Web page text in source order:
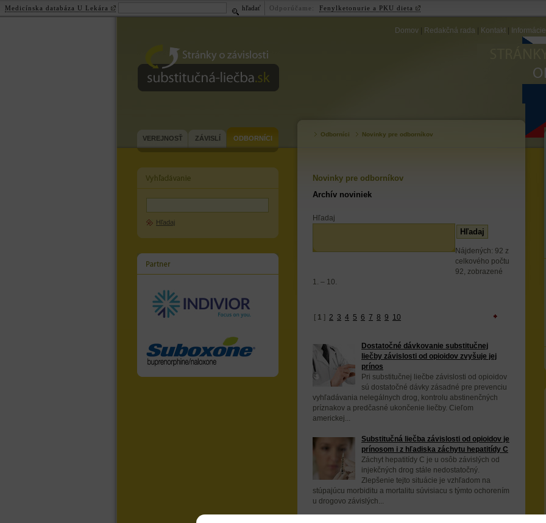
Domov Redakčná rada Kontakt
substitučná-liečba.sk
VEREJNOSŤ ZÁVISLÍ ODBORNÍCI
Hľadaj
Odborníci Novinky pre odborníkov
Novinky pre odborníkov
Archív noviniek
Hľadaj
Nájdených: 92 z
celkového počtu
92, zobrazené
1. – 10.
[ 1 ] 2 3 4 5 6 7 8 9 10
Dostatočné dávkovanie substitučnej
liečby závislosti od opioidov zvyšuje jej
prínos
Pri substitučnej liečbe závislosti od opioidov
sú dostatočné dávky zásadné pre prevenciu
vyhľadávania nelegálnych drog, kontrolu abstinenčných
príznakov a predčasné ukončenie liečby. Cieľom
americkej...
Substitučná liečba závislosti od opioidov je
prínosom i z hľadiska záchytu hepatitídy C
Záchyt hepatitídy C je u osôb závislých od
injekčných drog stále nedostatočný.
Zlepšenie tejto situácie je vzhľadom na
stúpajúcu morbiditu a mortalitu súvisiacu s týmto ochorením
u drogovo závislých...
Medicínska databáza U Lekára hľadať Odporúčame: Fenylketonurie a PKU dieta